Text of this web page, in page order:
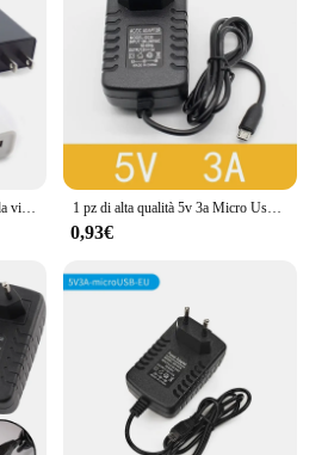
5V 1A 2A 3A adattatore USB da viaggio caricabatterie per telefono adattatore di alimentazione da parete caricabatterie da tavolo Power Bank EU/US/AU Plug N11 nero bianco 1 pz di alta qualità 5v 3a Micro Usb Ac/dc adattatore di alimentazione EU spina di alimentazione 5 v3a per Raspberry Pi Zero Tablet Pc
0,93€